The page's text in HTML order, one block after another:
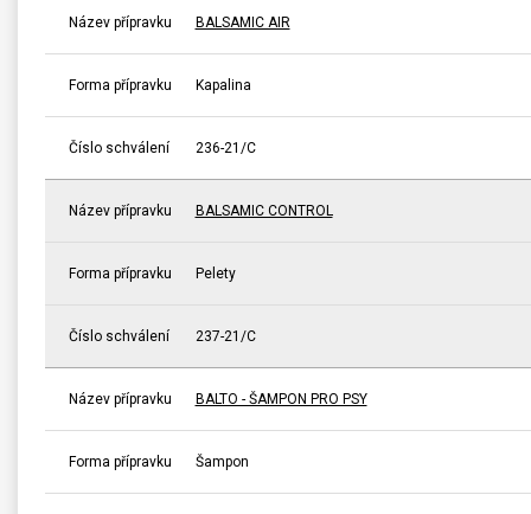
Název přípravku BALSAMIC AIR
Forma přípravku Kapalina
Číslo schválení 236-21/C
Název přípravku BALSAMIC CONTROL
Forma přípravku Pelety
Číslo schválení 237-21/C
Název přípravku BALTO - ŠAMPON PRO PSY
Forma přípravku Šampon